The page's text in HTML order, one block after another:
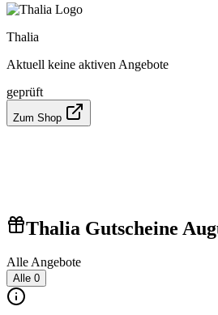
Thalia
Aktuell keine aktiven Angebote
geprüft
Zum Shop
Thalia Gutscheine
Alle Angebote
Alle 0